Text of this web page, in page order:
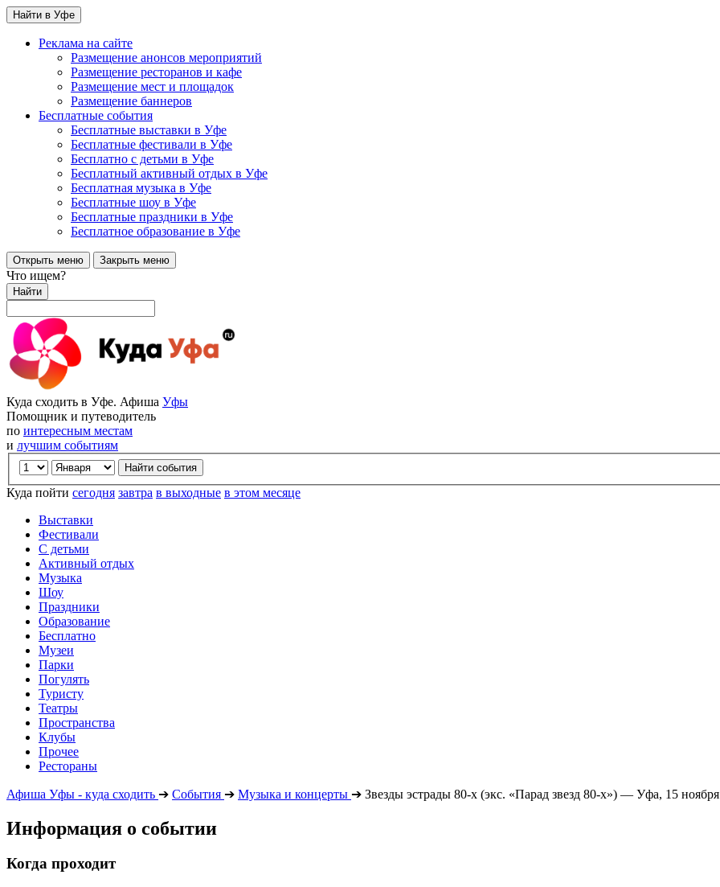
Найти в Уфе
Реклама на сайте
Размещение анонсов мероприятий
Размещение ресторанов и кафе
Размещение мест и площадок
Размещение баннеров
Бесплатные события
Бесплатные выставки в Уфе
Бесплатные фестивали в Уфе
Бесплатно с детьми в Уфе
Бесплатный активный отдых в Уфе
Бесплатная музыка в Уфе
Бесплатные шоу в Уфе
Бесплатные праздники в Уфе
Бесплатное образование в Уфе
Открыть меню Закрыть меню
Что ищем?
Найти
Куда сходить в Уфе. Афиша Уфы
Помощник и путеводитель
по интересным местам
и лучшим событиям
Куда пойти сегодня завтра в выходные в этом месяце
Выставки
Фестивали
С детьми
Активный отдых
Музыка
Шоу
Праздники
Образование
Бесплатно
Музеи
Парки
Погулять
Туристу
Театры
Пространства
Клубы
Прочее
Рестораны
Афиша Уфы - куда сходить ➔ События ➔ Музыка и концерты ➔ Звезды эстрады 80-х (экс. «Парад звезд 80-х») — Уфа, 15
Информация о событии
Когда проходит